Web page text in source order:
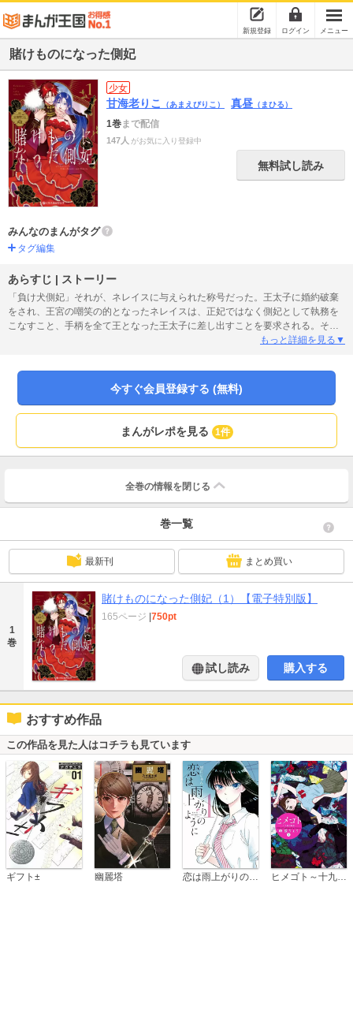
新規登録 ログイン メニュー
賭けものになった側妃
少女
甘海老りこ （あまえびりこ） 真昼 （まひる）
1巻まで配信
147人 がお気に入り登録中
無料試し読み
みんなのまんがタグ
タグ編集
あらすじ | ストーリー
「負け犬側妃」それが、ネレイスに与えられた称号だった。王太子に婚約破棄
をされ、王宮の嘲笑の的となったネレイスは、正妃ではなく側妃として執務を
こなすこと、手柄を全て王となった王太子に差し出すことを要求される。それ
は彼女の母が平民で、貴族の血を半分しか引いていないが故だった。年に一
スは何を守るのか──愛か、矜持か、取引か。誰も口にしない本音が、次の一手
を決めていく。賞品扱いされた「負け犬側妃」が、冷血帝王に溺愛されるまで
限定描き下ろしマンガ1Pつき！
もっと詳細を見る▼
今すぐ会員登録する (無料)
まんがレポを見る 1件
全巻の情報を 閉じる
巻一覧
最新刊 まとめ買い
1
巻
賭けものになった側妃（1）【電子特別版】
165ページ |750pt
試し読み 購入する
おすすめ作品
この作品を見た人はコチラも見ています
ギフト± 幽麗塔 ヒメゴト～十九歳の制服～